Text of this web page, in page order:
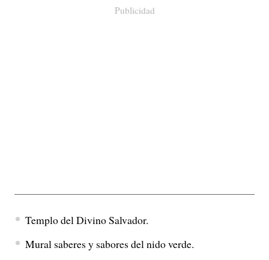
Publicidad
Templo del Divino Salvador.
Mural saberes y sabores del nido verde.